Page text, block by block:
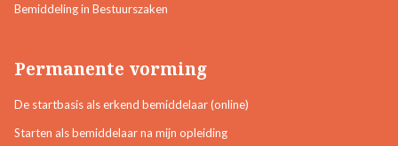
Bemiddeling in Bestuurszaken
Permanente vorming
De startbasis als erkend bemiddelaar (online)
Starten als bemiddelaar na mijn opleiding